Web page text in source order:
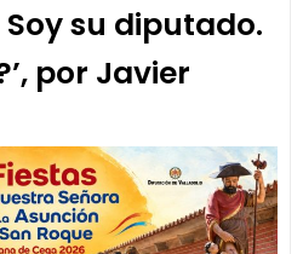
Soy su diputado.
por Javier